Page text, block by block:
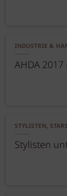
INDUSTRIE &
AHDA
STYLISTEN,
Stylisten